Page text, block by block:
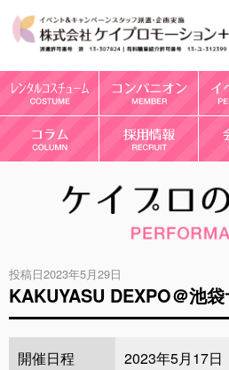
投稿日2023年5月29日
KAKUYASU DEXPO＠池
開催日程 2023年5月17日